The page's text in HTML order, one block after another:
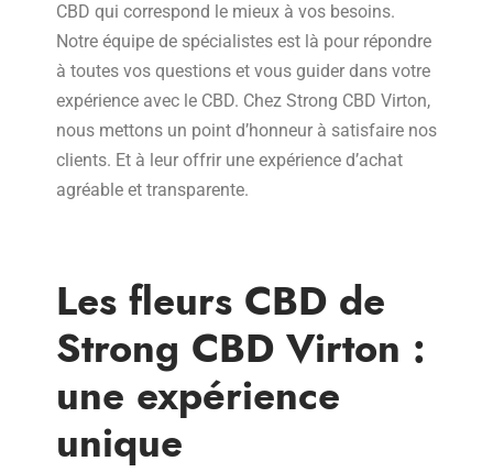
CBD qui correspond le mieux à vos besoins.
Notre équipe de spécialistes est là pour répondre
à toutes vos questions et vous guider dans votre
expérience avec le CBD. Chez Strong CBD Virton,
nous mettons un point d’honneur à satisfaire nos
clients. Et à leur offrir une expérience d’achat
agréable et transparente.
Les fleurs CBD de
Strong CBD Virton :
une expérience
unique